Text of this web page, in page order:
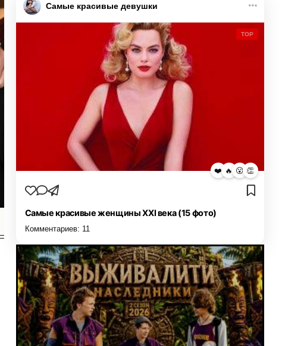
Самые красивые девушки
TOP
❤️ 🔥 😮 👏
Самые красивые женщины XXI века (15 фото)
Комментариев: 11